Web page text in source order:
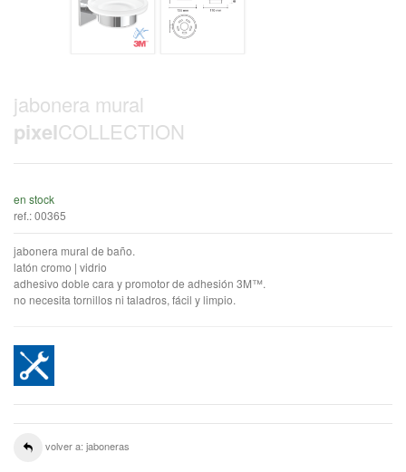
jabonera mural
pixelCOLLECTION
en stock
ref.:00365
jabonera mural de baño.
latón cromo | vidrio
adhesivo doble cara y promotor de adhesión 3M™.
no necesita tornillos ni taladros, fácil y limpio.
volver a: jaboneras